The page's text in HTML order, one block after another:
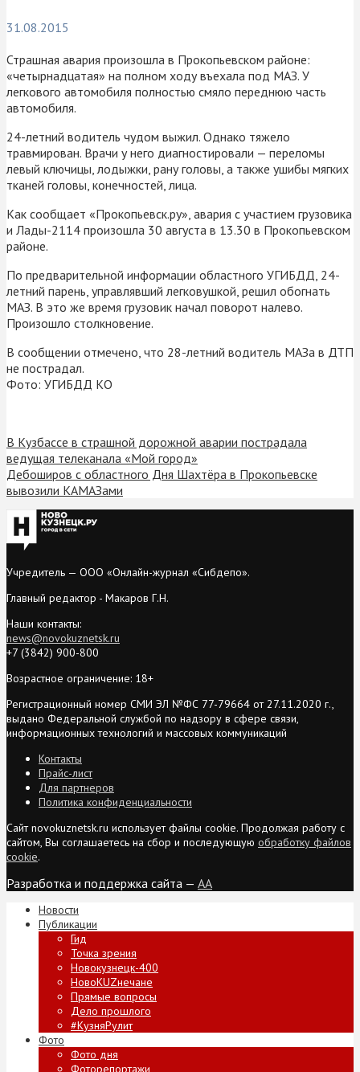
31.08.2015
Страшная авария произошла в Прокопьевском районе:
«четырнадцатая» на полном ходу въехала под МАЗ. У
легкового автомобиля полностью смяло переднюю часть
автомобиля.
24-летний водитель чудом выжил. Однако тяжело
травмирован. Врачи у него диагностировали — переломы
левый ключицы, лодыжки, рану головы, а также ушибы мягких
тканей головы, конечностей, лица.
Как сообщает «Прокопьевск.ру», авария с участием грузовика
и Лады-2114 произошла 30 августа в 13.30 в Прокопьевском
районе.
По предварительной информации областного УГИБДД, 24-
летний парень, управлявший легковушкой, решил обогнать
МАЗ. В это же время грузовик начал поворот налево.
Произошло столкновение.
В сообщении отмечено, что 28-летний водитель МАЗа в ДТП
не пострадал.
Фото: УГИБДД КО
В Кузбассе в страшной дорожной аварии пострадала
ведущая телеканала «Мой город»
Дебоширов с областного Дня Шахтёра в Прокопьевске
вывозили КАМАЗами
Учредитель — ООО «Онлайн-журнал «Сибдепо».
Главный редактор - Макаров Г.Н.
Наши контакты:
news@novokuznetsk.ru
+7 (3842) 900-800
Возрастное ограничение: 18+
Регистрационный номер СМИ ЭЛ №ФС 77-79664 от 27.11.2020 г.,
выдано Федеральной службой по надзору в сфере связи,
информационных технологий и массовых коммуникаций
Контакты
Прайс-лист
Для партнеров
Политика конфиденциальности
Сайт novokuznetsk.ru использует файлы cookie. Продолжая работу с
сайтом, Вы соглашаетесь на сбор и последующую обработку файлов
cookie.
Разработка и поддержка сайта — AA
Новости
Публикации
Гид
Точка зрения
Новокузнецк-400
НовоKUZнечане
Прямые вопросы
Дело прошлого
#КузняРулит
Фото
Фото дня
Фоторепортажи